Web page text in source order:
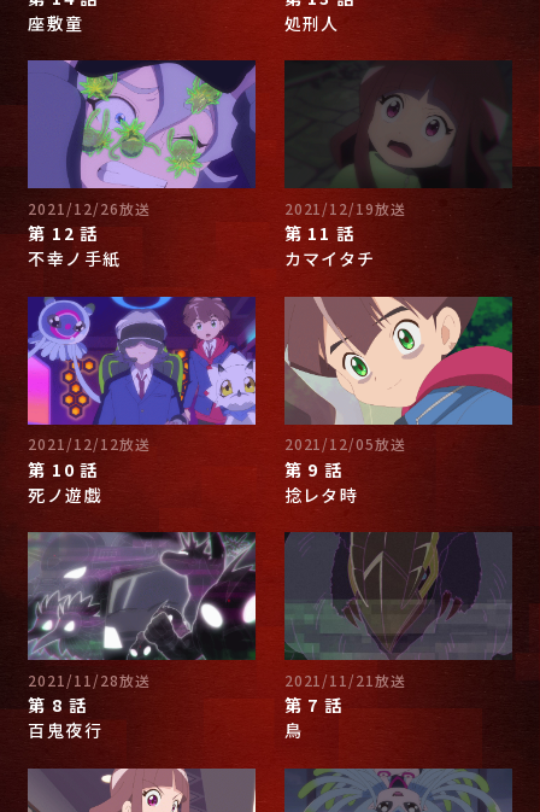
座敷童
処刑人
2021/12/26放送
第 12 話
不幸ノ手紙
2021/12/19放送
第 11 話
カマイタチ
2021/12/12放送
第 10 話
死ノ遊戯
2021/12/05放送
第 9 話
捻レタ時
2021/11/28放送
第 8 話
百鬼夜行
2021/11/21放送
第 7 話
鳥